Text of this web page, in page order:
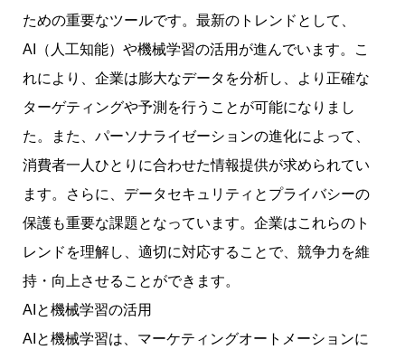
ための重要なツールです。最新のトレンドとして、
AI（人工知能）や機械学習の活用が進んでいます。こ
れにより、企業は膨大なデータを分析し、より正確な
ターゲティングや予測を行うことが可能になりまし
た。また、パーソナライゼーションの進化によって、
消費者一人ひとりに合わせた情報提供が求められてい
ます。さらに、データセキュリティとプライバシーの
保護も重要な課題となっています。企業はこれらのト
レンドを理解し、適切に対応することで、競争力を維
持・向上させることができます。
AIと機械学習の活用
AIと機械学習は、マーケティングオートメーションに